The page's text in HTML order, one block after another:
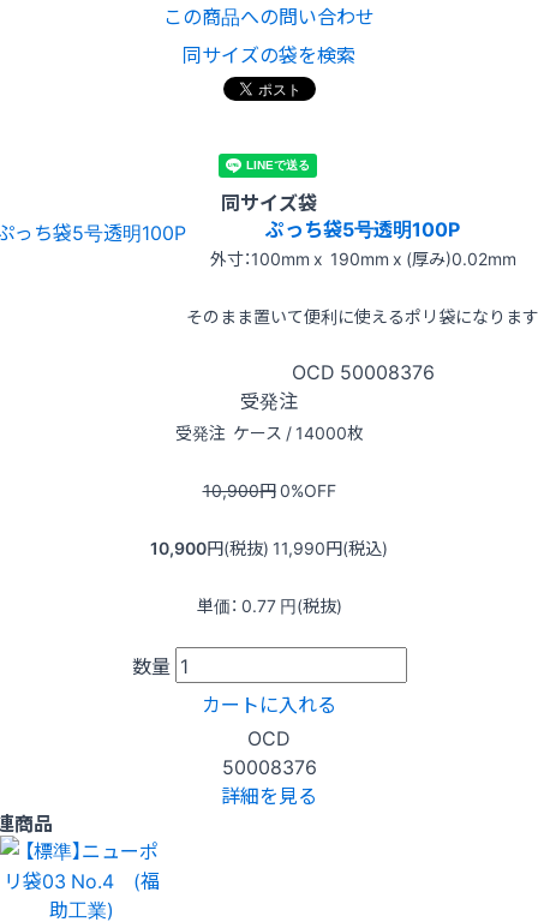
この商品への問い合わせ
同サイズの袋を検索
同サイズ袋
ぷっち袋5号透明100P
外寸：100mm x 190mm x (厚み)0.02mm
そのまま置いて便利に使えるポリ袋になります
OCD 50008376
受発注
受発注 ケース / 14000枚
10,900円0%OFF
10,900円(税抜) 11,990円(税込)
単価： 0.77 円(税抜)
数量
カートに入れる
OCD
50008376
詳細を見る
商品